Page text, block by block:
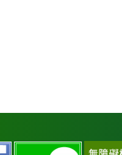
土 土